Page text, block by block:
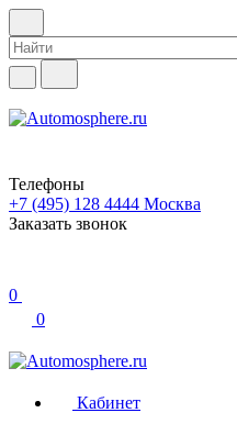
Телефоны
+7 (495) 128 4444 Москва
Заказать звонок
0
0
Кабинет